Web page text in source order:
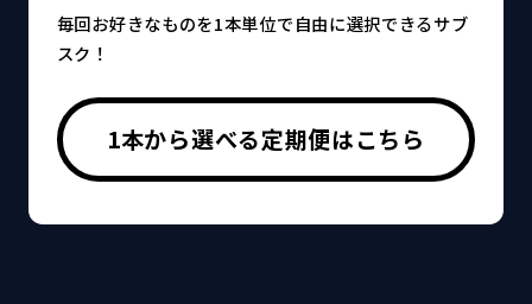
毎回お好きなものを1本単位で自由に選択できるサブ
スク！
1本から選べる定期便はこちら